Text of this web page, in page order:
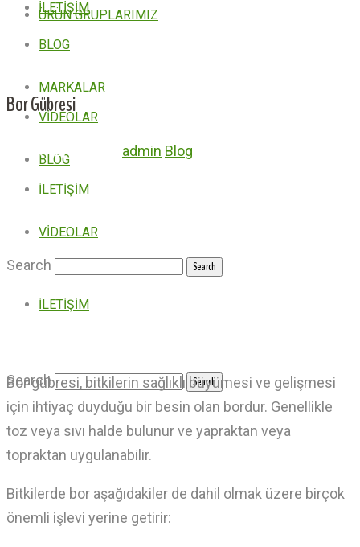
BLOG
VİDEOLAR
İLETİŞİM
Search
ÜRÜN GRUPLARIMIZ
MARKALAR
BLOG
VİDEOLAR
İLETİŞİM
Search
İLETİŞİM
Bor Gübresi
Şubat 12, 2024 admin Blog
Bor gübresi, bitkilerin sağlıklı büyümesi ve gelişmesi
için ihtiyaç duyduğu bir besin olan bordur. Genellikle
toz veya sıvı halde bulunur ve yapraktan veya
topraktan uygulanabilir.
Bitkilerde bor aşağıdakiler de dahil olmak üzere birçok
önemli işlevi yerine getirir: